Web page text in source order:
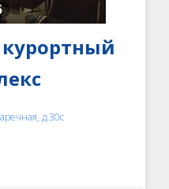
д.30с